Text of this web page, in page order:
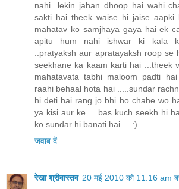
nahi...lekin jahan dhoop hai wahi
sakti hai theek waise hi jaise aapki
mahatav ko samjhaya gaya hai ek
apitu hum nahi ishwar ki kala
..pratyaksh aur apratayaksh roop se
seekhane ka kaam karti hai ...theek
mahatavata tabhi maloom padti
raahi behaal hota hai .....sundar
hi deti hai rang jo bhi ho chahe wo
ya kisi aur ke ....bas kuch seekh hi
ko sundar hi banati hai ....:)
जवाब दें
रेखा श्रीवास्तव 20 मई 2010 को 11:16 am